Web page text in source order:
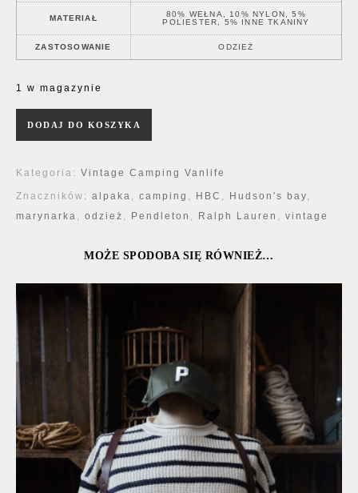
MATERIAŁ
80% WEŁNA, 10% NYLON, 5%
POLIESTER, 5% INNE TKANINY
ZASTOSOWANIE ODZIEŻ
1 w magazynie
DODAJ DO KOSZYKA
Kategoria: Vintage Camping Vanlife
Znaczników: alpaka , camping , HBC , Hudson's bay,
marynarka , odzież , Pendleton , Ralph Lauren , vintage
MOŻE SPODOBA SIĘ RÓWNIEŻ…